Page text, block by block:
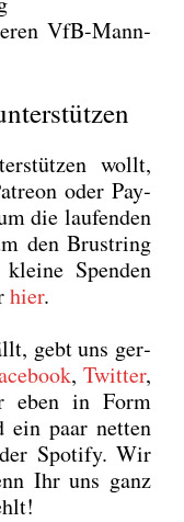
VfB-Mann­
wollt,
oder Pay­
die lau­fen­den
den Brust­ring
Spen­den
hier.
gebt uns ger­
,Twit­ter,
eben in Form
ein paar net­ten
Spo­ti­fy. Wir
Ihr uns ganz